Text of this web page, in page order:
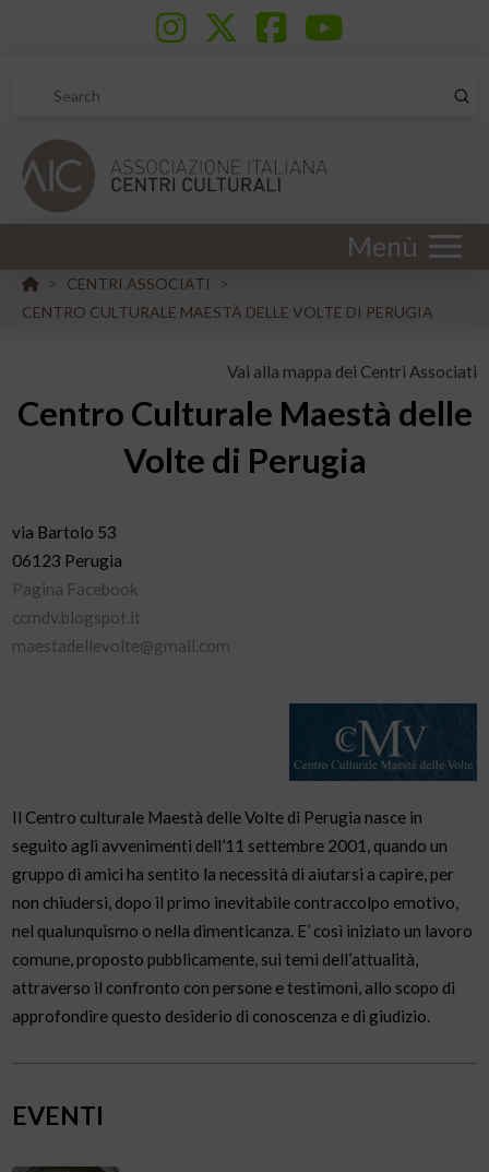
Search
Menù
HOME
> CENTRI ASSOCIATI
>
CENTRO CULTURALE MAESTÀ DELLE VOLTE DI PERUGIA
Vai alla mappa dei Centri Associati
Centro Culturale Maestà delle
Volte di Perugia
via Bartolo 53
06123 Perugia
Pagina Facebook
ccmdv.blogspot.it
maestadellevolte@gmail.com
Il Centro culturale Maestà delle Volte di Perugia nasce in
seguito agli avvenimenti dell’11 settembre 2001, quando un
gruppo di amici ha sentito la necessità di aiutarsi a capire, per
non chiudersi, dopo il primo inevitabile contraccolpo emotivo,
nel qualunquismo o nella dimenticanza. E’ così iniziato un lavoro
comune, proposto pubblicamente, sui temi dell’attualità,
attraverso il confronto con persone e testimoni, allo scopo di
approfondire questo desiderio di conoscenza e di giudizio.
EVENTI